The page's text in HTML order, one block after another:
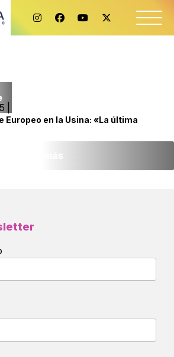
Europeo en la Usina: «La última